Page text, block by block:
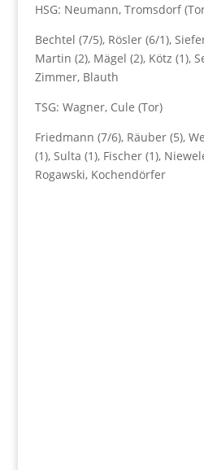
HSG: Neumann, Tromsdorf
Bechtel (7/5), Rösler (6/1),
Martin (2), Mägel (2), Kötz (1),
Zimmer, Blauth
TSG: Wagner, Cule (Tor)
Friedmann (7/6), Räuber (5),
(1), Sulta (1), Fischer (1),
Rogawski, Kochendörfer